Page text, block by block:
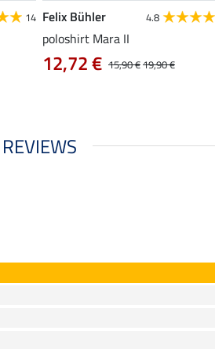
14 Felix Bühler 4.8
poloshirt Mara II
15,90 €19,90 €
12,72 €
REVIEWS